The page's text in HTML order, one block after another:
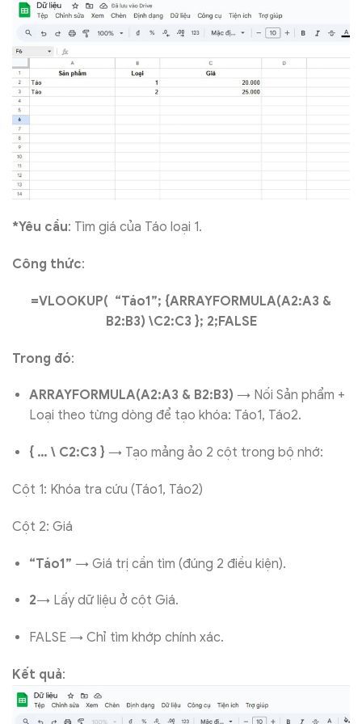
*Yêu cầu: Tìm giá của Táo loại 1.
Công thức:
=VLOOKUP( “Táo1”; {ARRAYFORMULA(A2:A3 &
B2:B3) \C2:C3 }; 2;FALSE
Trong đó:
ARRAYFORMULA(A2:A3 & B2:B3) → Nối Sản phẩm +
Loại theo từng dòng để tạo khóa: Táo1, Táo2.
{ … \ C2:C3 } → Tạo mảng ảo 2 cột trong bộ nhớ:
Cột 1: Khóa tra cứu (Táo1, Táo2)
Cột 2: Giá
“Táo1” → Giá trị cần tìm (đúng 2 điều kiện).
2→ Lấy dữ liệu ở cột Giá.
FALSE → Chỉ tìm khớp chính xác.
Kết quả: